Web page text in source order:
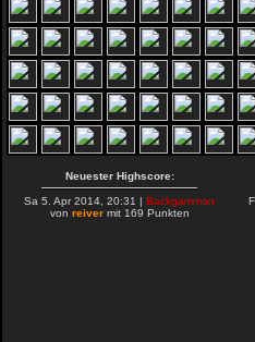
Neuester Highscore:
Sa 5. Apr 2014, 20:31 | Backgammon
von reivermit 169 Punkten